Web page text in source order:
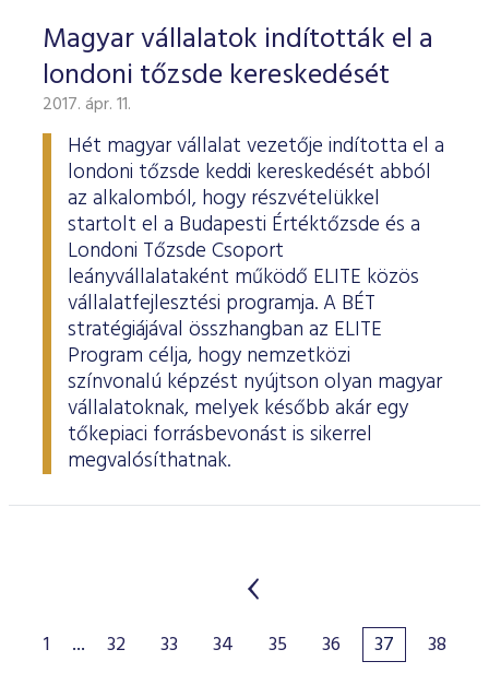
Magyar vállalatok indították el a
londoni tőzsde kereskedését
2017. ápr. 11.
Hét magyar vállalat vezetője indította el a
londoni tőzsde keddi kereskedését abból
az alkalomból, hogy részvételükkel
startolt el a Budapesti Értéktőzsde és a
Londoni Tőzsde Csoport
leányvállalataként működő ELITE közös
vállalatfejlesztési programja. A BÉT
stratégiájával összhangban az ELITE
Program célja, hogy nemzetközi
színvonalú képzést nyújtson olyan magyar
vállalatoknak, melyek később akár egy
tőkepiaci forrásbevonást is sikerrel
megvalósíthatnak.
1 ... 32 33 34 35 36 37
38